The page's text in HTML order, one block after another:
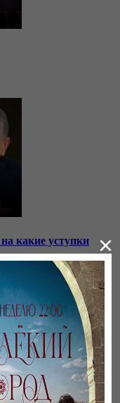
какие уступки
×